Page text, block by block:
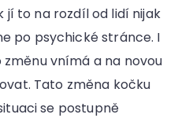
jí to na rozdíl od lidí nijak
po psychické stránce. I
vnímá a na novou
Tato změna kočku
se postupně